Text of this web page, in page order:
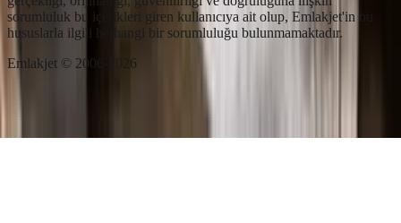
sorumluluk bu içerikleri giren kullanıcıya ait olup, Emlakjet'in bu
hususlarla ilgili herhangi bir sorumluluğu bulunmamaktadır.
Emlakjet © 2006-2026